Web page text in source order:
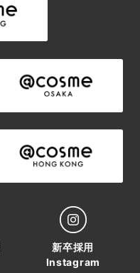
新卒採用
Instagram